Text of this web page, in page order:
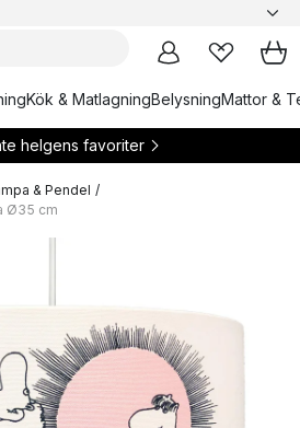
Kök & MatlagningBelysningMattor &
helgens favoriter
& Pendel /
Ø35 cm